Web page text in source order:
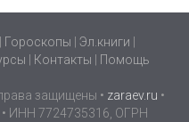
Гороскопы Эл.книги
Контакты Помощь
защищены • zaraev.ru •
ИНН 7724735316, ОГРН